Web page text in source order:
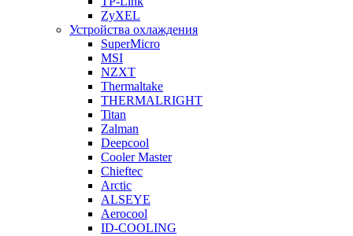
ZyXEL
Устройства охлаждения
SuperMicro
MSI
NZXT
Thermaltake
THERMALRIGHT
Titan
Zalman
Deepcool
Cooler Master
Chieftec
Arctic
ALSEYE
Aerocool
ID-COOLING